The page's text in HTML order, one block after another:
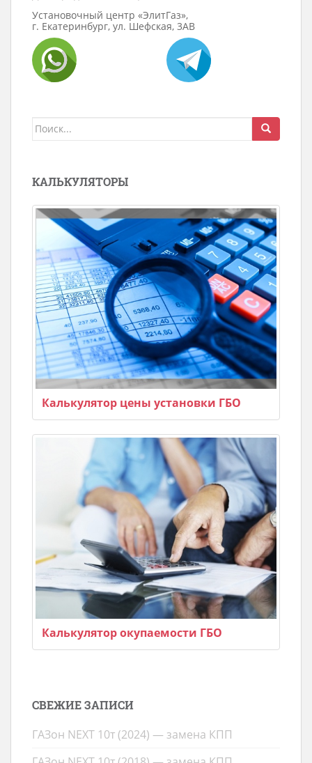
Установочный центр «ЭлитГаз»,
г. Екатеринбург, ул. Шефская, 3АВ
Поиск
КАЛЬКУЛЯТОРЫ
Калькулятор цены установки ГБО
Калькулятор окупаемости ГБО
СВЕЖИЕ ЗАПИСИ
ГАЗон NEXT 10т (2024) — замена КПП